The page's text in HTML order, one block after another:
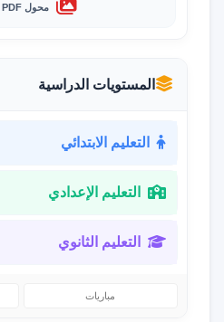
محول PDF إلى صور
المستويات الدراسية
التعليم الابتدائي
التعليم الإعدادي
التعليم الثانوي
مباريات